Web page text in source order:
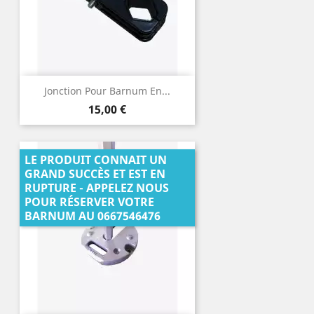
Jonction Pour Barnum En...
Prix
15,00 €
LE PRODUIT CONNAIT UN
GRAND SUCCÈS ET EST EN
RUPTURE - APPELEZ NOUS
POUR RÉSERVER VOTRE
BARNUM AU 0667546476